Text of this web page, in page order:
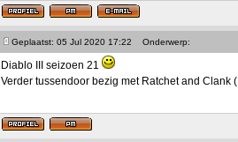
Geplaatst: 05 Jul 2020 17:22 Onderwerp:
Diablo III seizoen 21
Verder tussendoor bezig met Ratchet and Clank